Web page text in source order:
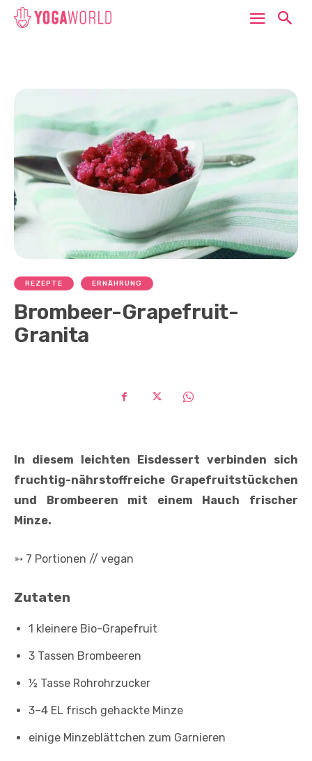
REZEPTE ERNÄHRUNG
Brombeer-Grapefruit-
Granita
In diesem leichten Eisdessert verbinden sich
fruchtig-nährstoffreiche Grapefruitstückchen
und Brombeeren mit einem Hauch frischer
Minze.
➳ 7 Portionen // vegan
Zutaten
1 kleinere Bio-Grapefruit
3 Tassen Brombeeren
½ Tasse Rohrohrzucker
3–4 EL frisch gehackte Minze
einige Minzeblättchen zum Garnieren